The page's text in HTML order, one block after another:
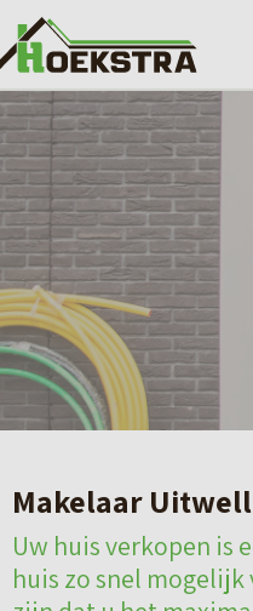
Makelaar
Uw huis verkopen is
huis zo snel mogelijk